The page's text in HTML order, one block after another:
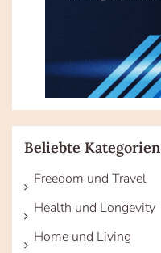
Beliebte Kategorien
Freedom und Travel
Health und Longevity
Home und Living